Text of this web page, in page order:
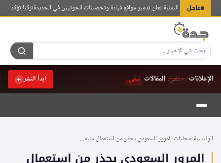
عاجل
الوطنية اليمنية تعلن تدمير مواقع قيادة وتحصينات للحوثيين في الحديدةتركيا تؤكد
الإعلانات تختفي.المقالات تبقى. ابدأ النشر
التجاوز
المحتوى
الرئيسية›محليات›المرور السعودي يحذر من استعمال منبه...
المرور السعودي يحذر من استعمال